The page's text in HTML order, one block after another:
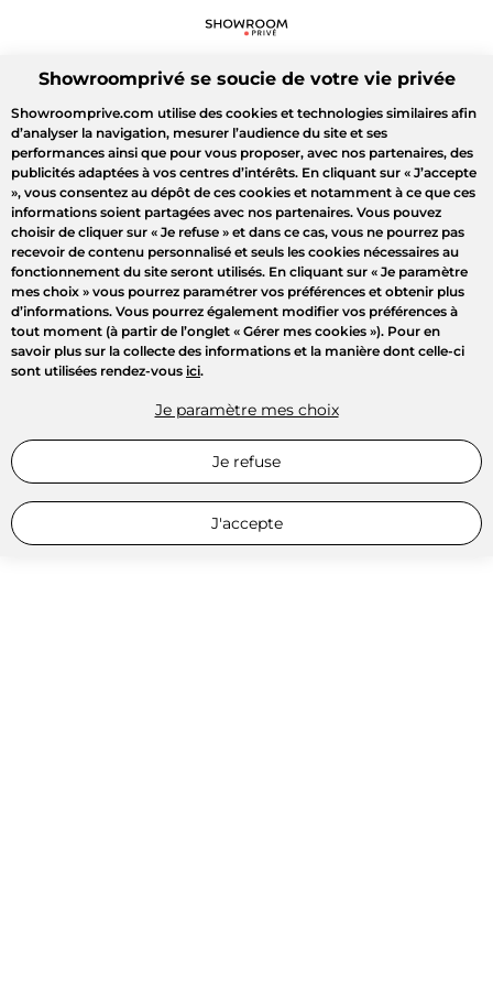
Showroomprivé se soucie de votre vie privée
Showroomprive.com utilise des cookies et technologies similaires afin
d’analyser la navigation, mesurer l’audience du site et ses
performances ainsi que pour vous proposer, avec nos partenaires, des
publicités adaptées à vos centres d’intérêts. En cliquant sur « J’accepte
», vous consentez au dépôt de ces cookies et notamment à ce que ces
informations soient partagées avec nos partenaires. Vous pouvez
choisir de cliquer sur « Je refuse » et dans ce cas, vous ne pourrez pas
recevoir de contenu personnalisé et seuls les cookies nécessaires au
fonctionnement du site seront utilisés. En cliquant sur « Je paramètre
mes choix » vous pourrez paramétrer vos préférences et obtenir plus
d’informations. Vous pourrez également modifier vos préférences à
tout moment (à partir de l’onglet « Gérer mes cookies »). Pour en
savoir plus sur la collecte des informations et la manière dont celle-ci
sont utilisées rendez-vous ici.
Je paramètre mes choix
Je refuse
J'accepte